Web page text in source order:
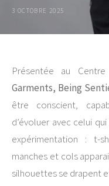
3 OCTOBRE 2025
Présentée au
Garments, Being
être conscient,
d’évoluer avec celui
expérimentation : t-
manches et cols
silhouettes se drapent